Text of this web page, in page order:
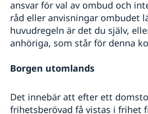
ansvar för val av ombud och
råd eller anvisningar ombudet
huvudregeln är det du själv,
anhöriga, som står för denna
Borgen utomlands
Det innebär att efter ett
frihetsberövad få vistas i frihet